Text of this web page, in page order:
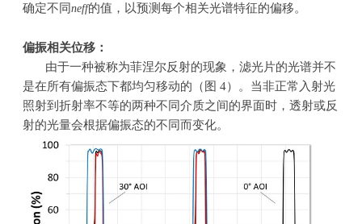
确定不同neff的值，以预测每个相关光谱特征的偏移。
偏振相关位移：
由于一种被称为菲涅尔反射的现象，滤光片的光谱并不
是在所有偏振态下都均匀移动的（图 4）。当非正常入射光
照射到折射率不等的两种不同介质之间的界面时，透射或反
射的光量会根据偏振态的不同而变化。